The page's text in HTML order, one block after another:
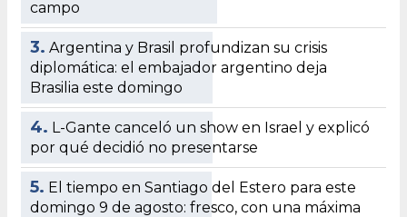
campo
3. Argentina y Brasil profundizan su crisis
diplomática: el embajador argentino deja
Brasilia este domingo
4. L-Gante canceló un show en Israel y explicó
por qué decidió no presentarse
5. El tiempo en Santiago del Estero para este
domingo 9 de agosto: fresco, con una máxima